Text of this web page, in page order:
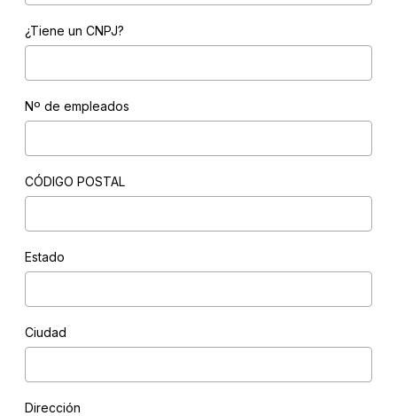
¿Tiene un CNPJ?
Nº de empleados
CÓDIGO POSTAL
Estado
Ciudad
Dirección